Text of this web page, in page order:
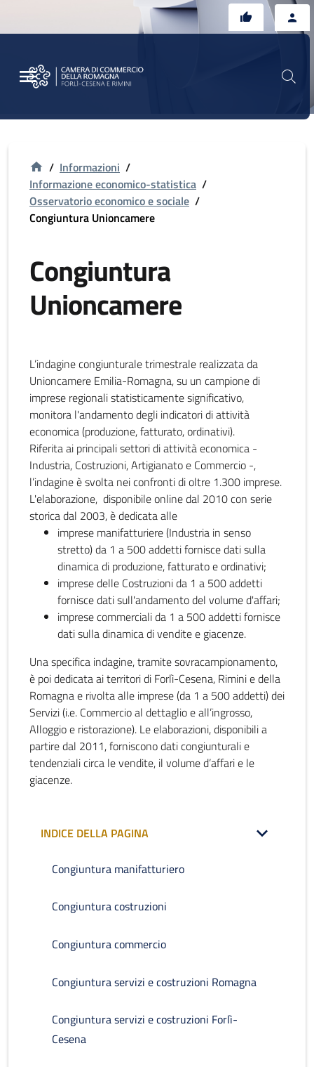
/ Informazioni /
Informazione economico-statistica /
Osservatorio economico e sociale /
Congiuntura Unioncamere
Congiuntura
Unioncamere
L’indagine congiunturale trimestrale realizzata da
Unioncamere Emilia-Romagna, su un campione di
imprese regionali statisticamente significativo,
monitora l'andamento degli indicatori di attività
economica (produzione, fatturato, ordinativi).
Riferita ai principali settori di attività economica -
Industria, Costruzioni, Artigianato e Commercio -,
l’indagine è svolta nei confronti di oltre 1.300 imprese.
L'elaborazione, disponibile online dal 2010 con serie
storica dal 2003, è dedicata alle
imprese manifatturiere (Industria in senso
stretto) da 1 a 500 addetti fornisce dati sulla
dinamica di produzione, fatturato e ordinativi;
imprese delle Costruzioni da 1 a 500 addetti
fornisce dati sull'andamento del volume d'affari;
imprese commerciali da 1 a 500 addetti fornisce
dati sulla dinamica di vendite e giacenze.
Una specifica indagine, tramite sovracampionamento,
è poi dedicata ai territori di Forlì-Cesena, Rimini e della
Romagna e rivolta alle imprese (da 1 a 500 addetti) dei
Servizi (i.e. Commercio al dettaglio e all’ingrosso,
Alloggio e ristorazione). Le elaborazioni, disponibili a
partire dal 2011, forniscono dati congiunturali e
tendenziali circa le vendite, il volume d’affari e le
giacenze.
INDICE DELLA PAGINA
Congiuntura manifatturiero
Congiuntura costruzioni
Congiuntura commercio
Congiuntura servizi e costruzioni Romagna
Congiuntura servizi e costruzioni Forlì-
Cesena